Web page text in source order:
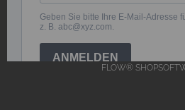
FLOW®